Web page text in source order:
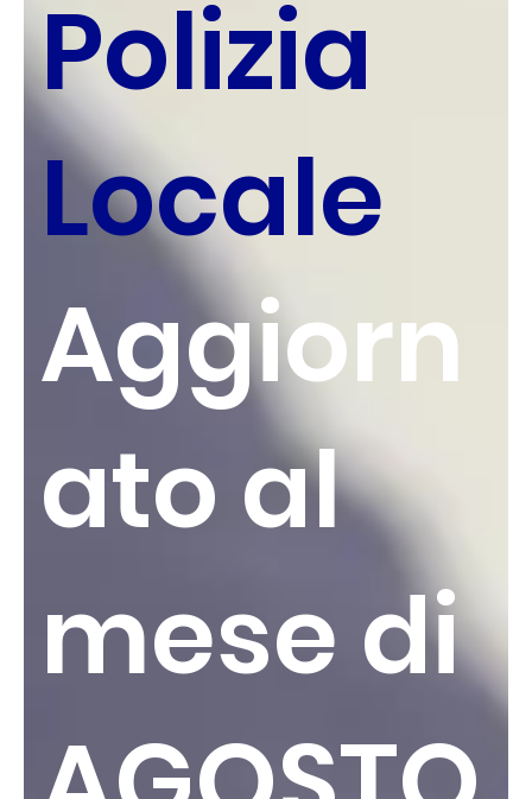
Polizia
Locale
Aggiorn
ato al
mese di